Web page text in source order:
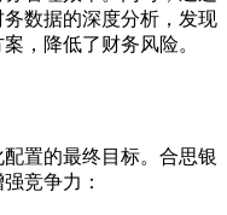
数据的深度分析，发现
，降低了财务风险。
置的最终目标。合思银
竞争力：